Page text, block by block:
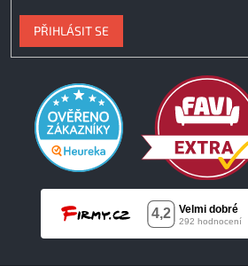
PŘIHLÁSIT SE